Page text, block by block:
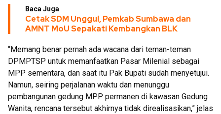
Baca Juga
Cetak SDM Unggul, Pemkab Sumbawa dan
AMNT MoU Sepakati Kembangkan BLK
“Memang benar pernah ada wacana dari teman-teman
DPMPTSP untuk memanfaatkan Pasar Milenial sebagai
MPP sementara, dan saat itu Pak Bupati sudah menyetujui.
Namun, seiring perjalanan waktu dan menunggu
pembangunan gedung MPP permanen di kawasan Gedung
Wanita, rencana tersebut akhirnya tidak direalisasikan,” jelas